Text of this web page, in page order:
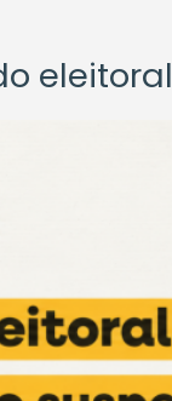
eleitoral